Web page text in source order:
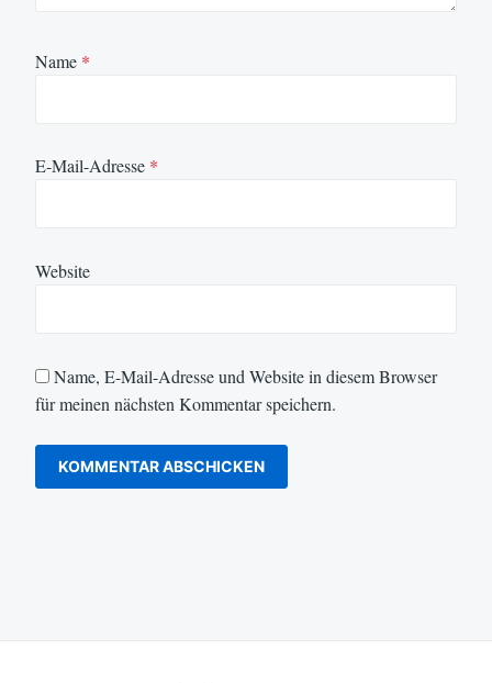
Name *
E-Mail-Adresse *
Website
Name, E-Mail-Adresse und Website in diesem Browser
für meinen nächsten Kommentar speichern.